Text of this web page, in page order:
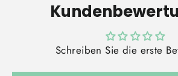
Schreiben Sie die erste